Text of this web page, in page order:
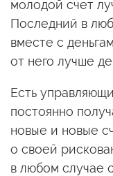
молодой счет
Последний в
вместе с
от него лучше
Есть
постоянно
новые и новые
о своей
в любом случае